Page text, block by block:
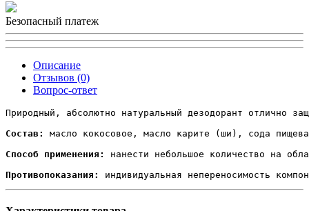
Безопасный платеж
Описание
Отзывов (0)
Вопрос-ответ
Природный, абсолютно натуральный дезодорант отлично
Состав:
масло кокосовое, масло карите (ши), сода
Способ применения:
нанести небольшое количество на
Противопоказания:
индивидуальная непереносимость